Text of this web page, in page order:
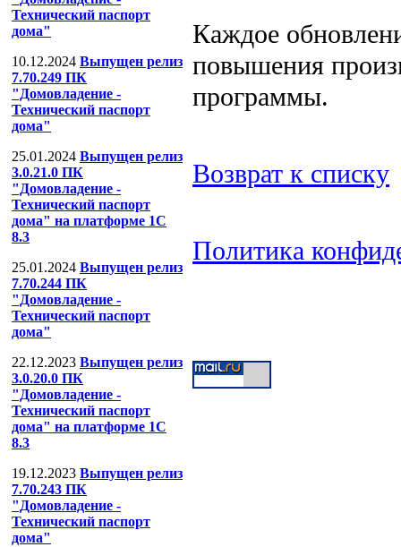
Технический паспорт
дома"
10.12.2024 Выпущен релиз
7.70.249 ПК
"Домовладение -
Технический паспорт
дома"
25.01.2024 Выпущен релиз
3.0.21.0 ПК
"Домовладение -
Технический паспорт
дома" на платформе 1С
8.3
25.01.2024 Выпущен релиз
7.70.244 ПК
"Домовладение -
Технический паспорт
дома"
22.12.2023 Выпущен релиз
3.0.20.0 ПК
"Домовладение -
Технический паспорт
дома" на платформе 1С
8.3
19.12.2023 Выпущен релиз
7.70.243 ПК
"Домовладение -
Технический паспорт
дома"
Каждое
повышения
программы.
Возврат к списку
Политика